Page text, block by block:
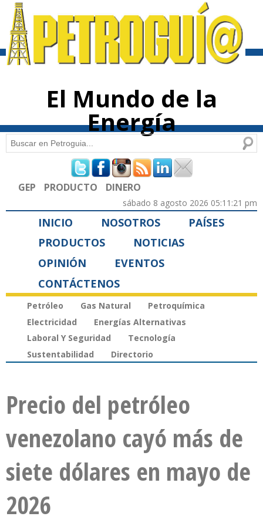
contenido
El Mundo de la
Energía
Formulario de búsqueda
Buscar
GEP PRODUCTO DINERO
sábado 8 agosto 2026 05:11:21 pm
INICIO NOSOTROS
PAÍSES
PRODUCTOS
NOTICIAS
OPINIÓN
EVENTOS
CONTÁCTENOS
Petróleo Gas Natural
Petroquímica
Electricidad
Energías Alternativas
Laboral Y Seguridad
Tecnología
Sustentabilidad
Directorio
Precio del petróleo
venezolano cayó más de
siete dólares en mayo de
2026